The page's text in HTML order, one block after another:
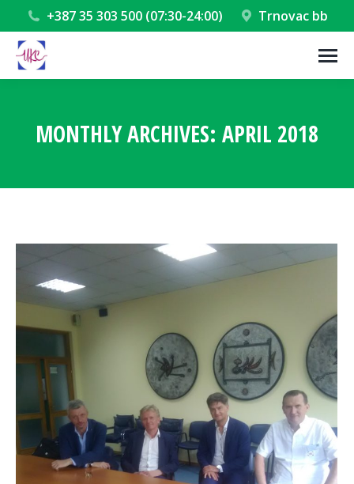
+387 35 303 500 (07:30-24:00) Trnovac bb
MONTHLY ARCHIVES: APRIL 2018